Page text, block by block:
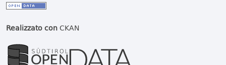
Realizzato conCKAN